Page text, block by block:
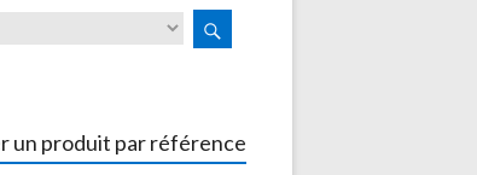
un produit par référence